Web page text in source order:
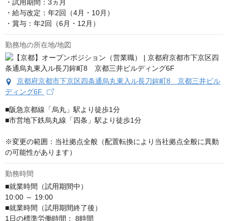
・試用期間：3ヵ月
・給与改定：年2回（4月・10月）
・賞与：年2回（6月・12月）
勤務地の所在地/地図
京都府京都市下京区四条通烏丸東入ル長刀鉾町8 京都三井ビル
ディング6F
■阪急京都線「烏丸」駅より徒歩1分
■市営地下鉄烏丸線「四条」駅より徒歩1分
※変更の範囲：当社拠点全般（配置転換により当社拠点全般に異動
の可能性があります）
勤務時間
■就業時間（試用期間中）
10:00 ～ 19:00
■就業時間（試用期間終了後）
1日の標準労働時間： 8時間